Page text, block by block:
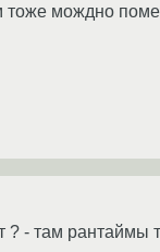
тоже мождно
? - там рантаймы